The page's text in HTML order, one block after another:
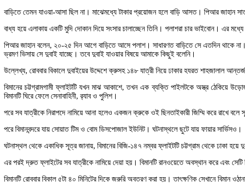
বাড়িতে তেমন যাওয়া-আসা ছিল না। মাঝেমধ্যে টাকার প্রয়োজন হলে বাড়ি আসত। পিআর জাহান
বাধ্য হয়ে এলাকায় একটি মুদি দোকান দিয়ে সংসার চালাচ্ছেন তিনি। পলাশরা চার ভাইবোন। এর
পিআর জাহান বলেন, ২০-২৫ দিন আগে বাড়িতে আসে পলাশ। সাধারণত বাড়িতে সে এতদিন থাকে
ভ্রমণ ভিসায় সে দুবাই যাচ্ছে। তবে দুবাই যাওয়ার বিষয়ে আমাকে কিছুই বলেনি।
উল্লেখ্য, রোববার বিকালে দুবাইয়ের উদ্দেশে ক্রুসহ ১৪৮ যাত্রী নিয়ে ঢাকার হযরত শাহজালাল
বিমানের চট্টগ্রামগামী ফ্লাইটটি যখন মাঝ আকাশে, তখন এক ব্যক্তি পাইলটকে অস্ত্র ঠেকিয়ে
বিমানটি ঘিরে ফেলে সেনাবাহিনী, র‌্যাব ও পুলিশ।
পরে সব যাত্রীকে নিরাপদে নামিয়ে আনা হলেও একজন ক্রুকে ওই ছিনতাইকারী জিম্মি করে রাখে বলে
পরে বিমানবন্দরে যায় সোয়াত টিম ও বোম ডিসপোজাল ইউনিট। ঘটনাস্থলে ছুটে যায় ফায়ার সার্ভিসও।
ঘটনাস্থল থেকে একাধিক সূত্র জানায়, বিমানের বিজি-১৪৭ নম্বর ফ্লাইটটি চট্টগ্রাম থেকে ঢাকা
এর পরই দ্রুত ফ্লাইটের সব যাত্রীকে নামিয়ে দেয়া হয়। বিমানটি রানওয়েতে অবস্থান করে এবং
বিমানটি রোববার বিকাল ৫টা ৪০ মিনিটের দিকে জরুরি অবতরণ করা হয়। তাৎক্ষণিক সেখানে বিমান